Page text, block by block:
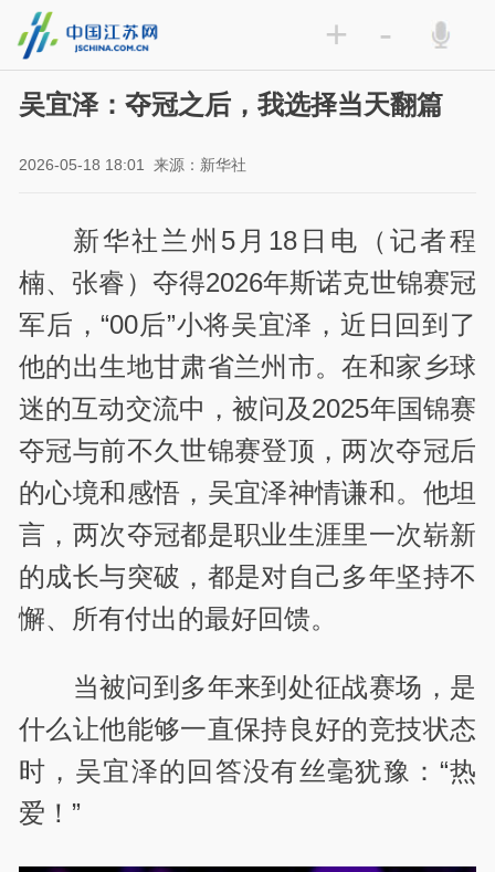
+ -
吴宜泽：夺冠之后，我选择当天翻篇
2026-05-18 18:01 来源：新华社
新华社兰州5月18日电（记者程
楠、张睿）夺得2026年斯诺克世锦赛冠
军后，“00后”小将吴宜泽，近日回到了
他的出生地甘肃省兰州市。在和家乡球
迷的互动交流中，被问及2025年国锦赛
夺冠与前不久世锦赛登顶，两次夺冠后
的心境和感悟，吴宜泽神情谦和。他坦
言，两次夺冠都是职业生涯里一次崭新
的成长与突破，都是对自己多年坚持不
懈、所有付出的最好回馈。
当被问到多年来到处征战赛场，是
什么让他能够一直保持良好的竞技状态
时，吴宜泽的回答没有丝毫犹豫：“热
爱！”